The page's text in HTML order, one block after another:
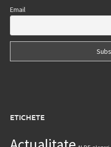
Email
ETICHETE